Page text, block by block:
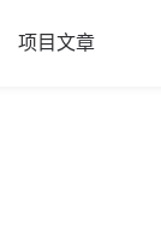
项目文章